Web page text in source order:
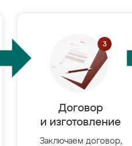
Договор
и изготовление
Заключаем договор,